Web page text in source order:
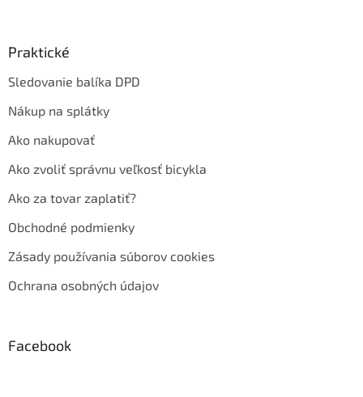
Praktické
Sledovanie balíka DPD
Nákup na splátky
Ako nakupovať
Ako zvoliť správnu veľkosť bicykla
Ako za tovar zaplatiť?
Obchodné podmienky
Zásady používania súborov cookies
Ochrana osobných údajov
Facebook